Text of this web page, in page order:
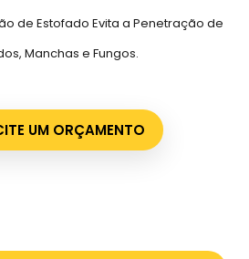
de Estofado Evita a Penetração de
Manchas e Fungos.
UM ORÇAMENTO